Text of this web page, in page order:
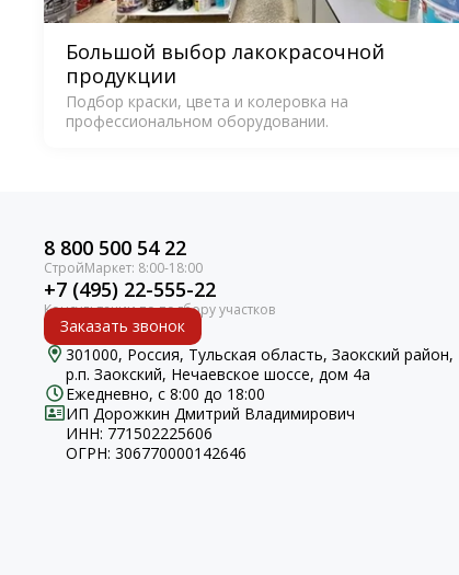
Большой выбор лакокрасочной
продукции
Подбор краски, цвета и колеровка на
профессиональном оборудовании.
8 800 500 54 22
+7 (495) 22-555-22
Заказать звонок
301000, Россия, Тульская область, Заокский район,
р.п. Заокский, Нечаевское шоссе, дом 4а
Ежедневно, с 8:00 до 18:00
ИП Дорожкин Дмитрий Владимирович
ИНН: 771502225606
ОГРН: 306770000142646